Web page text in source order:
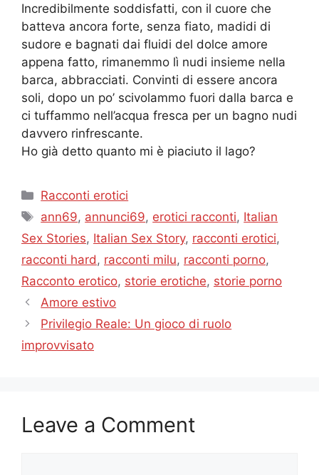
Incredibilmente soddisfatti, con il cuore che
batteva ancora forte, senza fiato, madidi di
sudore e bagnati dai fluidi del dolce amore
appena fatto, rimanemmo lì nudi insieme nella
barca, abbracciati. Convinti di essere ancora
soli, dopo un po’ scivolammo fuori dalla barca e
ci tuffammo nell’acqua fresca per un bagno nudi
davvero rinfrescante.
Ho già detto quanto mi è piaciuto il lago?
Categories
Racconti erotici
Tags
ann69, annunci69, erotici racconti, Italian
Sex Stories, Italian Sex Story, racconti erotici,
racconti hard , racconti milu, racconti porno,
Racconto erotico, storie erotiche, storie porno
Amore estivo
Privilegio Reale: Un gioco di ruolo
improvvisato
Leave a Comment